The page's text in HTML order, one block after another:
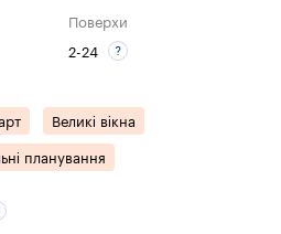
Поверхи
2-24
Великі вікна
планування